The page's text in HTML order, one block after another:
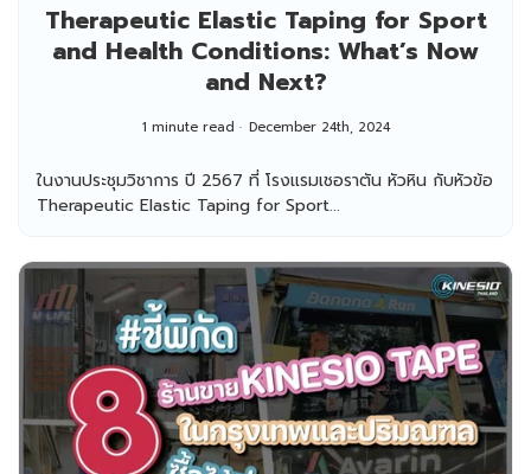
Therapeutic Elastic Taping for Sport
and Health Conditions: What’s Now
and Next?
1 minute read December 24th, 2024
ในงานประชุมวิชาการ ปี 2567 ที่ โรงแรมเชอราตัน หัวหิน กับหัวข้อ
Therapeutic Elastic Taping for Sport...